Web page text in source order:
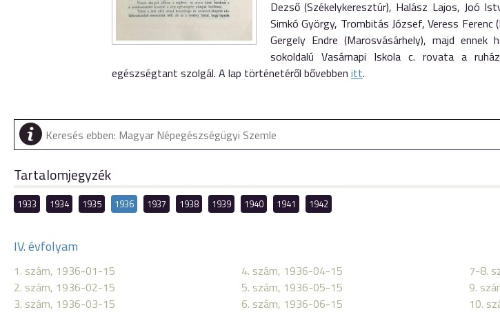
Dezső (Székelykeresztúr), Halász Lajos, Joó
Simkó György, Trombitás József, Veress
Gergely Endre (Marosvásárhely), majd
sokoldalú Vasárnapi Iskola c. rovata a
egészségtant szolgál. A lap történetéről bővebben itt.
Tartalomjegyzék
1933 1934 1935 1936 1937 1938 1939 1940 1941 1942
IV. évfolyam
1. szám, 1936-01-15
2. szám, 1936-02-15
3. szám, 1936-03-15
4. szám, 1936-04-15
5. szám, 1936-05-15
6. szám, 1936-06-15
7-8.
9.
10.